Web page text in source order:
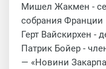
Мишел Жакмен -
собрания Франции
Герт Вайскирхен -
Патрик Бойер -
— «Новини